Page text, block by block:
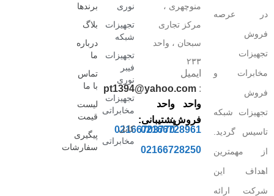
در عرصه
فروش
تجهیزات
مخابرات و
فروش
تجهیزات شبکه
تاسیس گردید.
از مهمترین
اهداف این
شرکت ارائه
منوچهری ،
مرکز تجاری
سبحان ، واحد
۲۳۳
ایمیل
:
pt1394@yahoo.com
واحد
فروش:
02166728961
02166728250
واحد
پشتیبانی:
02166703770
نوری
تجهیزات
شبکه
تجهیزات
فیبر
نوری
تجهیزات
مخابراتی
کابل
مخابراتی
برندها
بلاگ
درباره
ما
تماس
با ما
لیست
قیمت
پیگیری
سفارشات